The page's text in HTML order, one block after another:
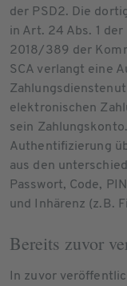
der PSD2. Die
in Art. 24 Abs. 1
2018/389 der
SCA verlangt eine
elektronischen
sein
Authentifizierung
aus den
Passwort, Code,
und Inhärenz (z.B.
Bereits zuvor
In zuvor